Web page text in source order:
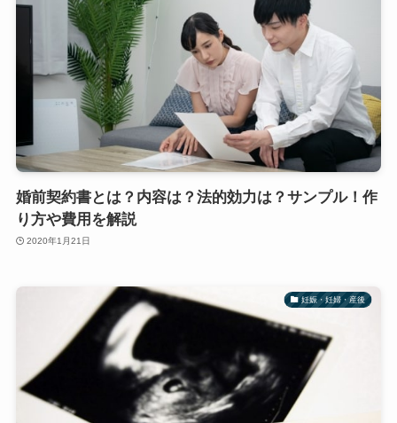
婚前契約書とは？内容は？法的効力は？サンプル！作
り方や費用を解説
2020年1月21日
妊娠・妊婦・産後